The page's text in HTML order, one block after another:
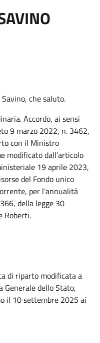
che saluto.
Accordo, ai sensi
9 marzo 2022, n. 3462,
con il Ministro
modificato dall’articolo
19 aprile 2023,
del Fondo unico
per l’annualità
della legge 30
Roberti.
di riparto modificata a
Generale dello Stato,
il 10 settembre 2025 ai